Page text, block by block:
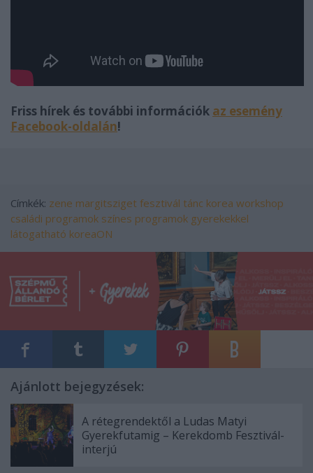
Friss hírek és további információk az esemény
Facebook-oldalán!
Címkék: zene margitsziget fesztivál tánc korea workshop
családi programok színes programok gyerekekkel
látogatható koreaON
Ajánlott bejegyzések:
A rétegrendektől a Ludas Matyi
Gyerekfutamig – Kerekdomb Fesztivál-
interjú